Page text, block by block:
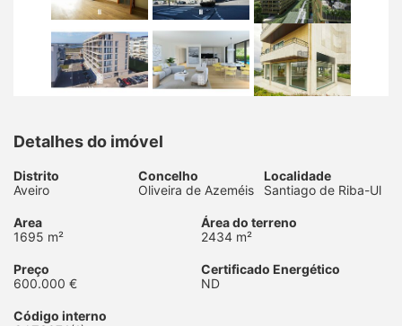
Detalhes do imóvel
Distrito
Aveiro
Concelho
Oliveira de Azeméis
Localidade
Santiago de Riba-Ul
Area
1695 m²
Área do terreno
2434 m²
Preço
600.000 €
Certificado Energético
ND
Código interno